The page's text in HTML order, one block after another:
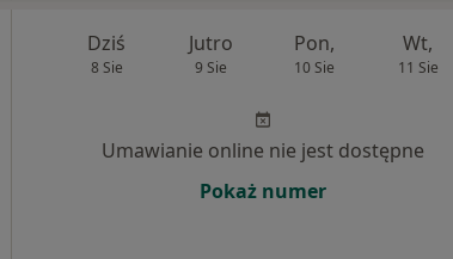
Dziś
8 Sie
Jutro
9 Sie
Pon,
10 Sie
Wt,
11 Sie
Umawianie online nie jest dostępne
Pokaż numer